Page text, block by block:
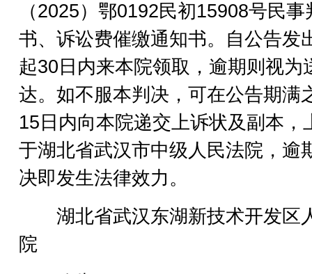
（2025）鄂0192民初15908号民事
书、诉讼费催缴通知书。自公告发
起30日内来本院领取，逾期则视为
达。如不服本判决，可在公告期满
15日内向本院递交上诉状及副本，
于湖北省武汉市中级人民法院，逾
决即发生法律效力。
湖北省武汉东湖新技术开发区
院